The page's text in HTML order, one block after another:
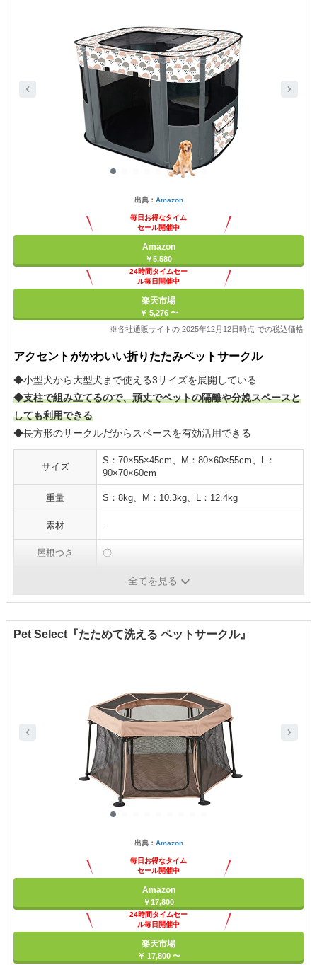
出典： Amazon
毎日お得なタイム
セール開催中
Amazon
￥5,580
24時間タイムセー
ル毎日開催中
楽天市場
￥ 5,276 〜
※各社通販サイトの 2025年12月12日時点 での税込価格
アクセントがかわいい折りたたみペットサークル
◆小型犬から大型犬まで使える3サイズを展開している
◆支柱で組み立てるので、頑丈でペットの隔離や分娩スペースと
しても利用できる
◆長方形のサークルだからスペースを有効活用できる
サイズ
S：70×55×45cm、M：80×60×55cm、L：
90×70×60cm
重量 S：8kg、M：10.3kg、L：12.4kg
素材 -
屋根つき 〇
全てを見る
Pet Select『たためて洗える ペットサークル』
出典： Amazon
毎日お得なタイム
セール開催中
Amazon
￥17,800
24時間タイムセー
ル毎日開催中
楽天市場
￥ 17,800 〜